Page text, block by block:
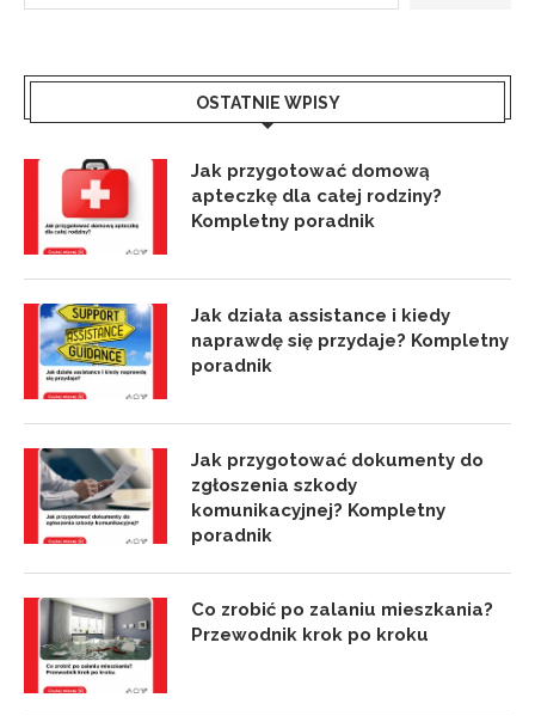
OSTATNIE WPISY
Jak przygotować domową
apteczkę dla całej rodziny?
Kompletny poradnik
Jak działa assistance i kiedy
naprawdę się przydaje? Kompletny
poradnik
Jak przygotować dokumenty do
zgłoszenia szkody
komunikacyjnej? Kompletny
poradnik
Co zrobić po zalaniu mieszkania?
Przewodnik krok po kroku